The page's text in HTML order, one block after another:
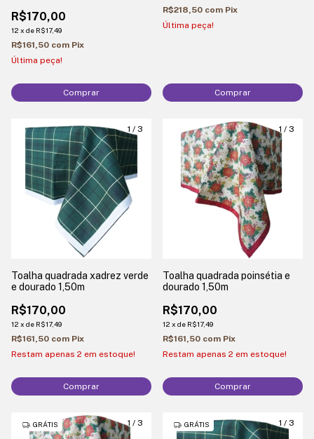
R$170,00
12 x de R$17,49
R$161,50 com Pix
Última peça!
Comprar
R$218,50 com Pix
Última peça!
Comprar
1 / 3
Toalha quadrada xadrez verde
e dourado 1,50m
R$170,00
12 x de R$17,49
R$161,50 com Pix
Restam apenas 2 em estoque!
Comprar
1 / 3
Toalha quadrada poinsétia e
dourado 1,50m
R$170,00
12 x de R$17,49
R$161,50 com Pix
Restam apenas 2 em estoque!
Comprar
1 / 3
GRÁTIS 1 / 3
GRÁTIS